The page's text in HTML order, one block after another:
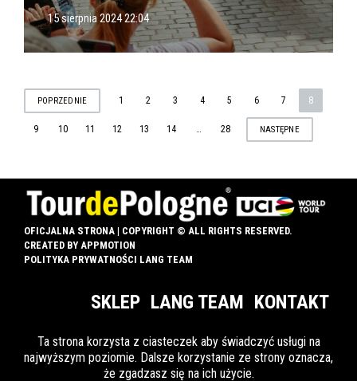
15 sierpnia 2024 22:04
STRONICOWANIE
POPRZEDNIE 1 2 3 4 5 6 7 8
9 10 11 12 13 14 … 28 NASTĘPNE
OFICJALNA STRONA | COPYRIGHT © ALL RIGHTS RESERVED.
CREATED BY APPMOTION
POLITYKA PRYWATNOŚCI LANG TEAM
SKLEP LANG TEAM KONTAKT
INFO DLA OZN
Ta strona korzysta z ciasteczek aby świadczyć usługi na
najwyższym poziomie. Dalsze korzystanie ze strony oznacza,
że zgadzasz się na ich użycie.